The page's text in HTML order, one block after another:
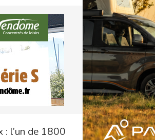
l’un de 1800